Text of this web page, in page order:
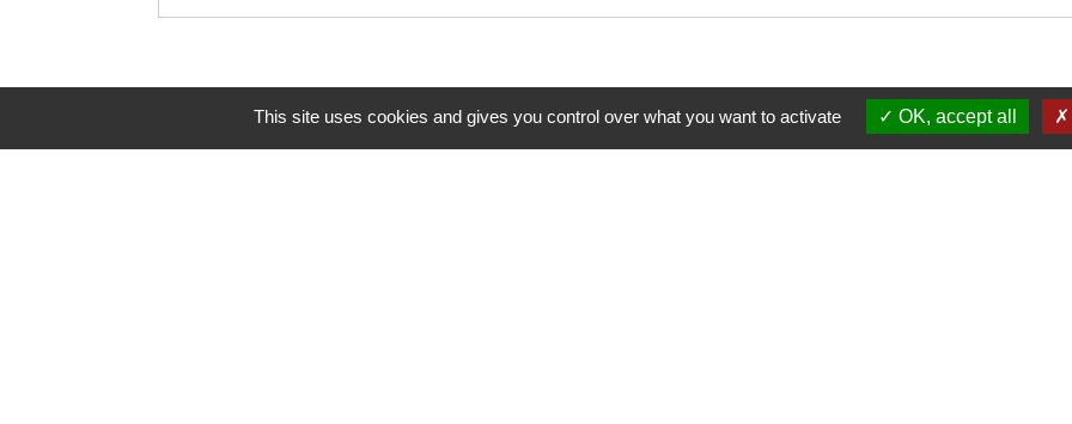
This site uses cookies and gives you control over what you want to activate OK, accept all